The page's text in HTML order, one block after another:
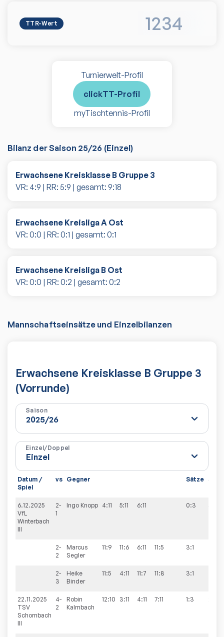
TTR-Wert 1234
Turnierwelt-Profil
clickTT-Profil
myTischtennis-Profil
Bilanz der Saison 25/26 (Einzel)
Erwachsene Kreisklasse B Gruppe 3
VR: 4:9 | RR: 5:9 | gesamt: 9:18
Erwachsene Kreisliga A Ost
VR: 0:0 | RR: 0:1 | gesamt: 0:1
Erwachsene Kreisliga B Ost
VR: 0:0 | RR: 0:2 | gesamt: 0:2
Mannschaftseinsätze und Einzelbilanzen
Erwachsene Kreisklasse B Gruppe 3
(Vorrunde)
Saison
Einzel/Doppel
Datum /
Spiel
vs Gegner Sätze
6.12.2025
VfL
Winterbach
III
2-
1
Ingo Knopp 4:11 5:11 6:11 0:3
2-
2
Marcus
Segler
11:9 11:6 6:11 11:5 3:1
2-
3
Heike
Binder
11:5 4:11 11:7 11:8 3:1
22.11.2025
TSV
Schornbach
III
4-
2
Robin
Kalmbach
12:10 3:11 4:11 7:11 1:3